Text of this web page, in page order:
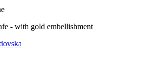
- with gold embellishment